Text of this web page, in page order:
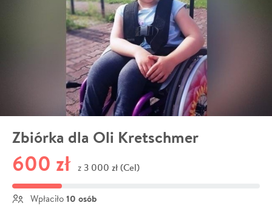
Zbiórka dla Oli Kretschmer
600 zł z 3 000 zł (Cel)
Wpłaciło 10 osób